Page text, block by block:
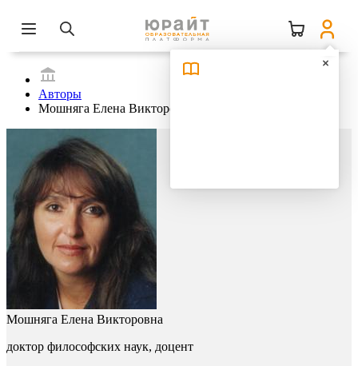
Авторы
Мошняга Елена Викторовна
Мошняга Елена Викторовна
доктор философских наук, доцент